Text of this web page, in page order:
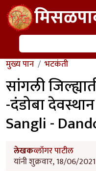
Skip to main content
शोध
मुख्य पान भटकंती
सांगली
-दंडोबा
Sangli -
लेखकव्लॉगर पाटील
यांनी शुक्रवार, 18/06/